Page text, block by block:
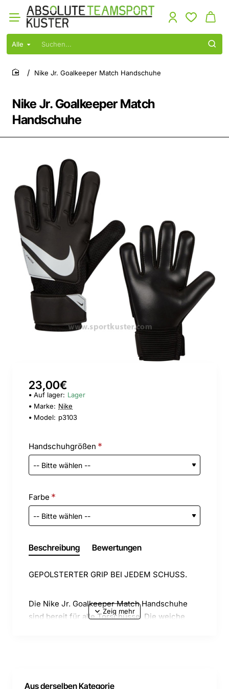
Alle
Suchen...
Nike Jr. Goalkeeper Match
Handschuhe
home
Nike Jr. Goalkeeper Match Handschuhe
23,00€
Auf lager: Lager
Marke: Nike
Model: p3103
Handschuhgrößen
Farbe
Beschreibung Bewertungen
GEPOLSTERTER GRIP BEI JEDEM SCHUSS.
Die Nike Jr. Goalkeeper Match Handschuhe
sind bereit für alle Torschüsse. Die weiche
Aus derselben Kategorie